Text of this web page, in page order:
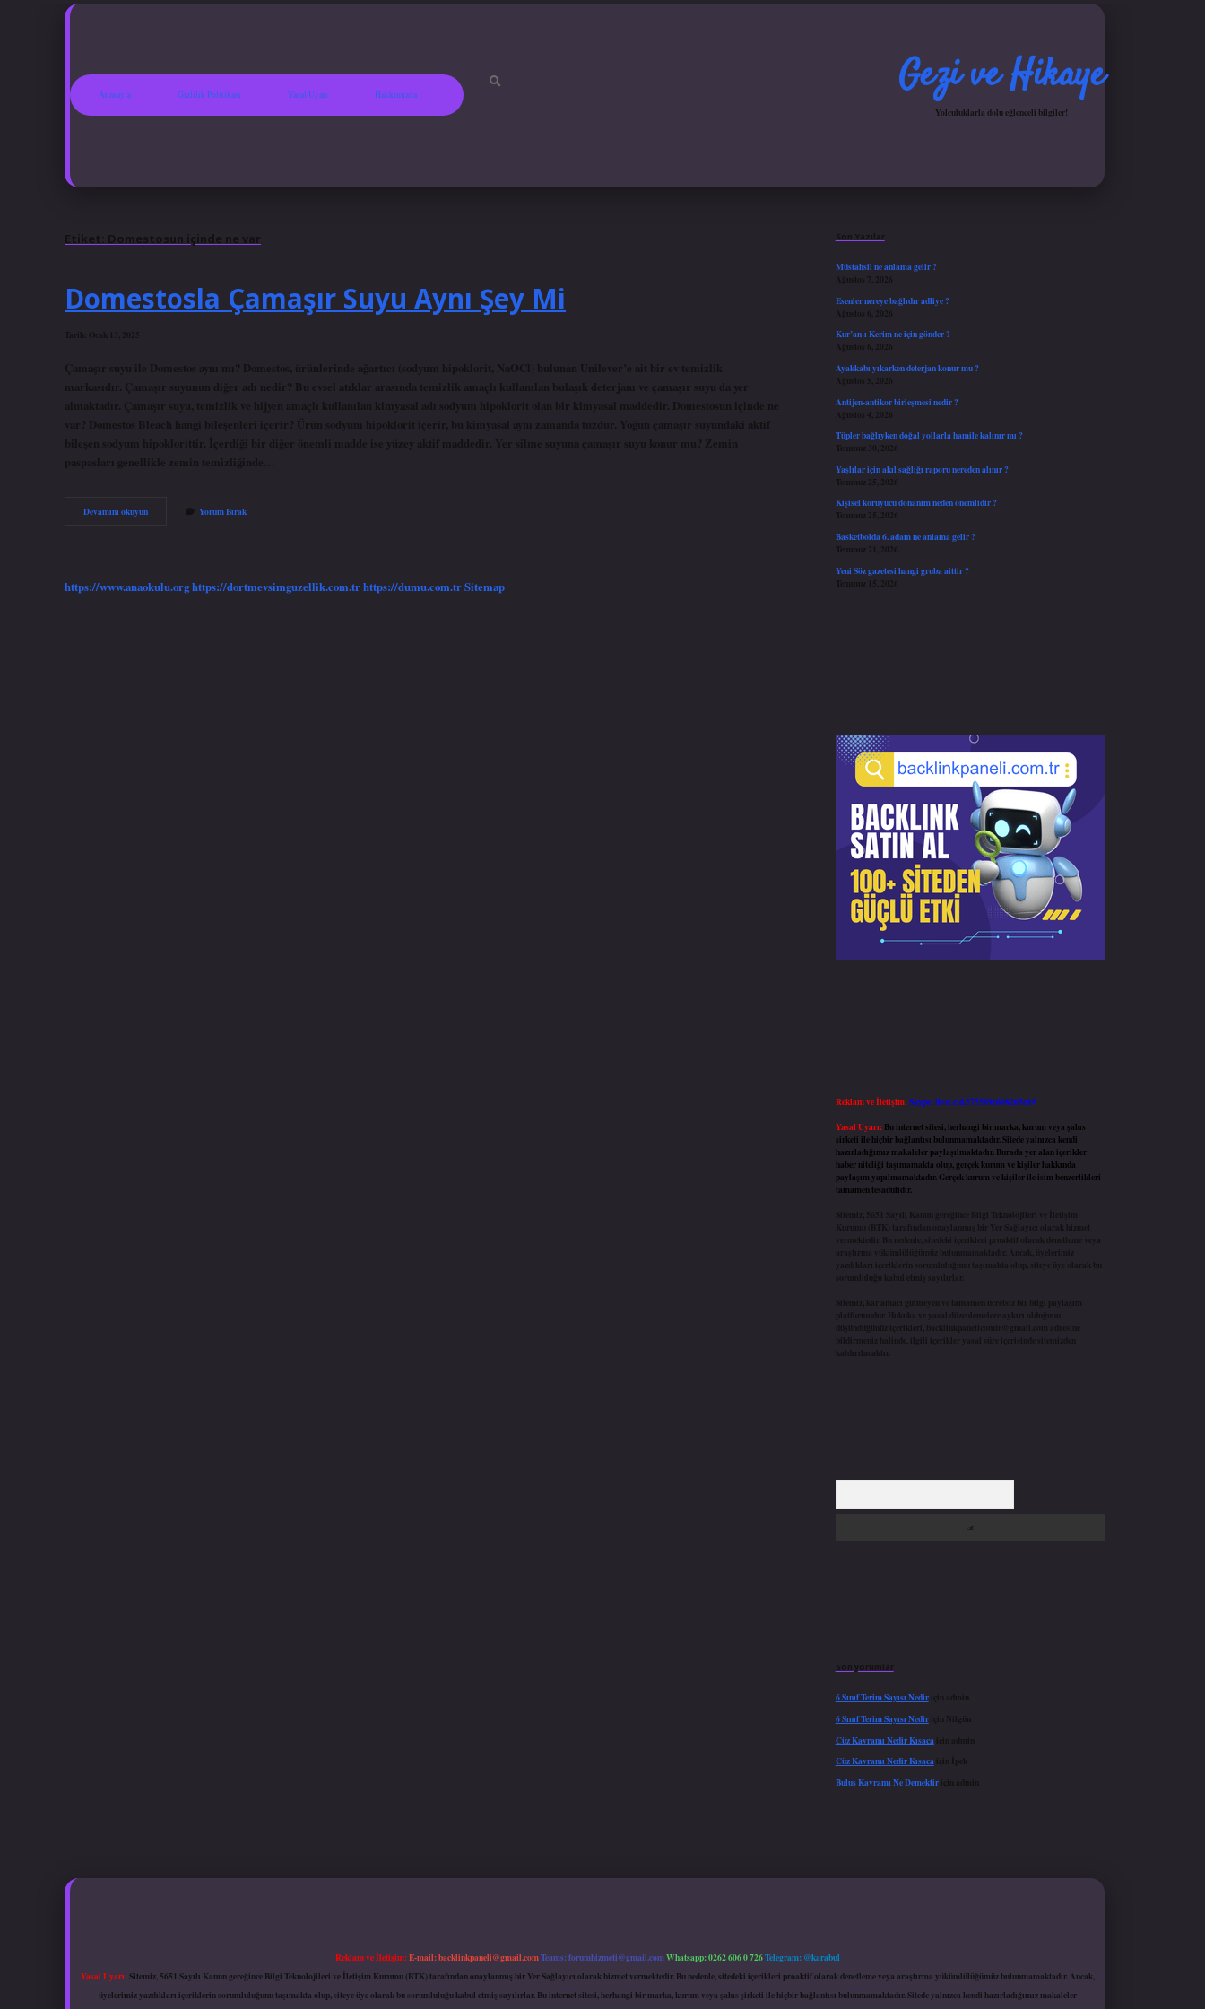
Anasayfa Gizlilik Politikası Yasal Uyarı Hakkımızda Gezi ve Hikaye
Yolculuklarla dolu eğlenceli bilgiler!
Etiket: Domestosun içinde ne var
Domestosla Çamaşır Suyu Aynı Şey Mi
Tarih: Ocak 13, 2025
Çamaşır suyu ile Domestos aynı mı? Domestos, ürünlerinde ağartıcı (sodyum hipoklorit, NaOCl) bulunan Unilever’e ait bir ev temizlik
markasıdır. Çamaşır suyunun diğer adı nedir? Bu evsel atıklar arasında temizlik amaçlı kullanılan bulaşık deterjanı ve çamaşır suyu da yer
almaktadır. Çamaşır suyu, temizlik ve hijyen amaçlı kullanılan kimyasal adı sodyum hipoklorit olan bir kimyasal maddedir. Domestosun içinde ne
var? Domestos Bleach hangi bileşenleri içerir? Ürün sodyum hipoklorit içerir, bu kimyasal aynı zamanda tuzdur. Yoğun çamaşır suyundaki aktif
bileşen sodyum hipoklorittir. İçerdiği bir diğer önemli madde ise yüzey aktif maddedir. Yer silme suyuna çamaşır suyu konur mu? Zemin
paspasları genellikle zemin temizliğinde…
Devamını okuyunDomestosla
Yorum Bırak
https://www.anaokulu.orghttps://dortmevsimguzellik.com.trhttps://dumu.com.trSitemap
Son Yazılar
Müstahsil ne anlama gelir ?
Ağustos 7, 2026
Esenler nereye bağlıdır adliye ?
Ağustos 6, 2026
Kur’an-ı Kerim ne için gönder ?
Ağustos 6, 2026
Ayakkabı yıkarken deterjan konur mu ?
Ağustos 5, 2026
Antijen-antikor birleşmesi nedir ?
Ağustos 4, 2026
Tüpler bağlıyken doğal yollarla hamile kalınır mı ?
Temmuz 30, 2026
Yaşlılar için akıl sağlığı raporu nereden alınır ?
Temmuz 25, 2026
Kişisel koruyucu donanım neden önemlidir ?
Temmuz 25, 2026
Basketbolda 6. adam ne anlama gelir ?
Temmuz 21, 2026
Yeni Söz gazetesi hangi gruba aittir ?
Temmuz 15, 2026
Reklam ve İletişim:Skype: live:.cid.575569c608265c69
Yasal Uyarı: Bu internet sitesi, herhangi bir marka, kurum veya şahıs
şirketi ile hiçbir bağlantısı bulunmamaktadır. Sitede yalnızca kendi
hazırladığımız makaleler paylaşılmaktadır. Burada yer alan içerikler
haber niteliği taşımamakta olup, gerçek kurum ve kişiler hakkında
paylaşım yapılmamaktadır. Gerçek kurum ve kişiler ile isim benzerlikleri
tamamen tesadüfidir.
Sitemiz, 5651 Sayılı Kanun gereğince Bilgi Teknolojileri ve İletişim
Kurumu (BTK) tarafından onaylanmış bir Yer Sağlayıcı olarak hizmet
vermektedir. Bu nedenle, sitedeki içerikleri proaktif olarak denetleme veya
araştırma yükümlülüğümüz bulunmamaktadır. Ancak, üyelerimiz
yazdıkları içeriklerin sorumluluğunu taşımakta olup, siteye üye olarak bu
sorumluluğu kabul etmiş sayılırlar.
Sitemiz, kar amacı gütmeyen ve tamamen ücretsiz bir bilgi paylaşım
platformudur. Hukuka ve yasal düzenlemelere aykırı olduğunu
düşündüğünüz içerikleri, backlinkpanelicomtr@gmail.com adresine
bildirmeniz halinde, ilgili içerikler yasal süre içerisinde sitemizden
kaldırılacaktır.
Son yorumlar
6 Sınıf Terim Sayısı Nediriçin admin
6 Sınıf Terim Sayısı Nediriçin Nilgün
Cüz Kavramı Nedir Kısaca için admin
Cüz Kavramı Nedir Kısacaiçin
İpek
Buluş Kavramı Ne Demektiriçin admin
Reklam ve İletişim:E-mail:backlinkpaneli@gmail.comTeams:forumhizmeti@gmail.comWhatsapp: 0262 606 0 726Telegram: @karabul
Yasal Uyarı:Sitemiz, 5651 Sayılı Kanun gereğince Bilgi Teknolojileri ve İletişim Kurumu (BTK) tarafından onaylanmış bir Yer Sağlayıcı olarak hizmet vermektedir. Bu nedenle, sitedeki içerikleri proaktif olarak denetleme veya araştırma yükümlülüğümüz bulunmamaktadır. Ancak,
üyelerimiz yazdıkları içeriklerin sorumluluğunu taşımakta olup, siteye üye olarak bu sorumluluğu kabul etmiş sayılırlar. Bu internet sitesi, herhangi bir marka, kurum veya şahıs şirketi ile hiçbir bağlantısı bulunmamaktadır. Sitede yalnızca kendi hazırladığımız makaleler